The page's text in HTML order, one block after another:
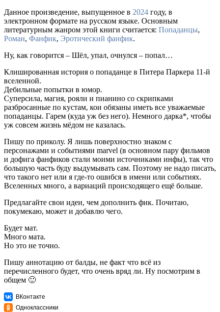
Данное произведение, выпущенное в 2024 году, в
электронном формате на русском языке. Основным
литературным жанром этой книги считается: Попаданцы,
Роман, Фанфик, Эротический фанфик.
Ну, как говорится – Шëл, упал, очнулся – попал…
Клишированная история о попаданце в Питера Паркера 11-й
вселенной.
Дебильные попытки в юмор.
Суперсила, магия, рояли и пианино со скрипками
разбросанные по кустам, кои обязаны иметь все уважаемые
попаданцы. Гарем (куда уж без него). Немного дарка*, чтобы
уж совсем жизнь мёдом не казалась.
Пишу по приколу. Я лишь поверхностно знаком с
персонажами и событиями marvel (в основном пару фильмов
и дофига фанфиков стали моими источниками инфы), так что
большую часть буду выдумывать сам. Поэтому не надо писать,
что такого нет или я где-то ошибся в имени или событиях.
Вселенных много, а вариаций происходящего ещё больше.
Предлагайте свои идеи, чем дополнить фик. Почитаю,
покумекаю, может и добавлю чего.
Будет мат.
Много мата.
Но это не точно.
Пишу аннотацию от балды, не факт что всё из
перечисленного будет, что очень вряд ли. Ну посмотрим в
общем 🙂
ВКонтакте
Одноклассники